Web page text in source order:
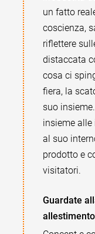
un fatto
coscienza,
riflettere
distaccata
cosa ci
fiera, la
suo
insieme
al suo
prodotto e
visitatori.
Guardate